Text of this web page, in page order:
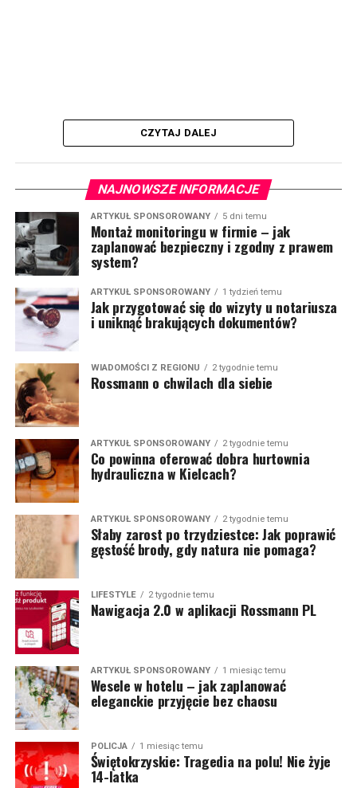
CZYTAJ DALEJ
NAJNOWSZE INFORMACJE
ARTYKUŁ SPONSOROWANY 5 dni temu
Montaż monitoringu w firmie – jak
zaplanować bezpieczny i zgodny z prawem
system?
ARTYKUŁ SPONSOROWANY 1 tydzień temu
Jak przygotować się do wizyty u notariusza
i uniknąć brakujących dokumentów?
WIADOMOŚCI Z REGIONU 2 tygodnie temu
Rossmann o chwilach dla siebie
ARTYKUŁ SPONSOROWANY 2 tygodnie temu
Co powinna oferować dobra hurtownia
hydrauliczna w Kielcach?
ARTYKUŁ SPONSOROWANY 2 tygodnie temu
Słaby zarost po trzydziestce: Jak poprawić
gęstość brody, gdy natura nie pomaga?
LIFESTYLE 2 tygodnie temu
Nawigacja 2.0 w aplikacji Rossmann PL
ARTYKUŁ SPONSOROWANY 1 miesiąc temu
Wesele w hotelu – jak zaplanować
eleganckie przyjęcie bez chaosu
POLICJA 1 miesiąc temu
Świętokrzyskie: Tragedia na polu! Nie żyje
14-latka